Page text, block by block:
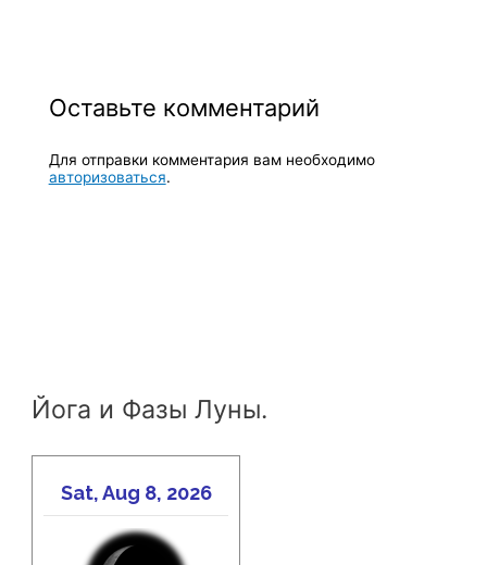
Оставьте комментарий
Для отправки комментария вам необходимо
авторизоваться.
Йога и Фазы Луны.